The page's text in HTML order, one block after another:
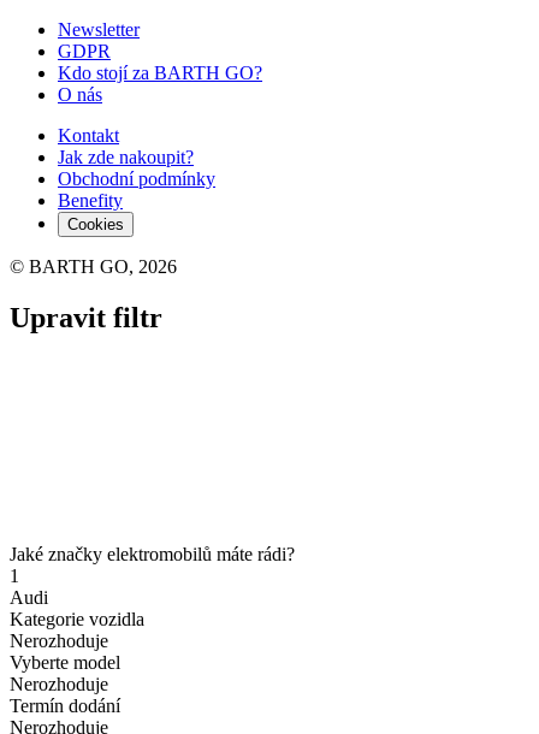
Newsletter
GDPR
Kdo stojí za BARTH GO?
O nás
Kontakt
Jak zde nakoupit?
Obchodní podmínky
Benefity
Cookies
© BARTH GO, 2026
Upravit filtr
Jaké značky elektromobilů máte rádi?
1
Audi
Kategorie vozidla
Nerozhoduje
Vyberte model
Nerozhoduje
Termín dodání
Nerozhoduje